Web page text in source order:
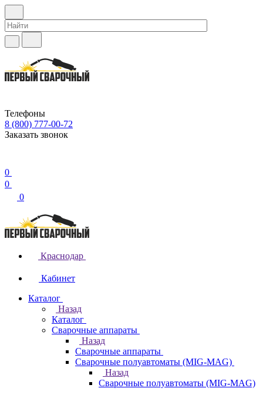
Телефоны
8 (800) 777-00-72
Заказать звонок
0
0
0
Краснодар
Кабинет
Каталог
Назад
Каталог
Сварочные аппараты
Назад
Сварочные аппараты
Сварочные полуавтоматы (MIG-MAG)
Назад
Сварочные полуавтоматы (MIG-MAG)